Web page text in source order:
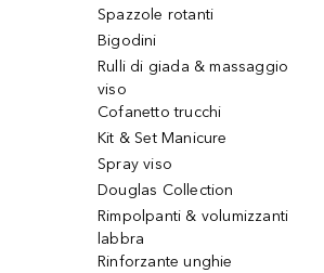
Spazzole rotanti
Bigodini
Rulli di giada & massaggio
viso
Cofanetto trucchi
Kit & Set Manicure
Spray viso
Douglas Collection
Rimpolpanti & volumizzanti
labbra
Rinforzante unghie